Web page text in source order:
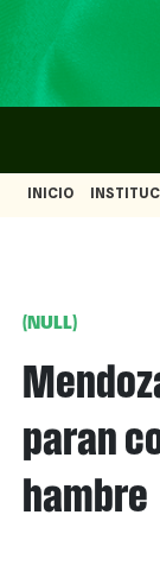
INICIO
(NULL)
paran
hambre